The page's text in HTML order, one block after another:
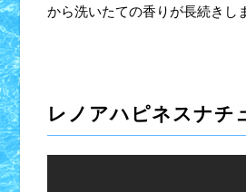
から洗いたての香りが長続きし
レノアハピネスナチ